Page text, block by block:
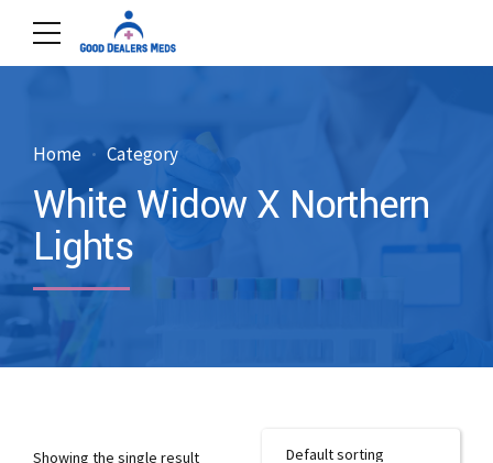
Home Category
White Widow X Northern
Lights
Showing the single result